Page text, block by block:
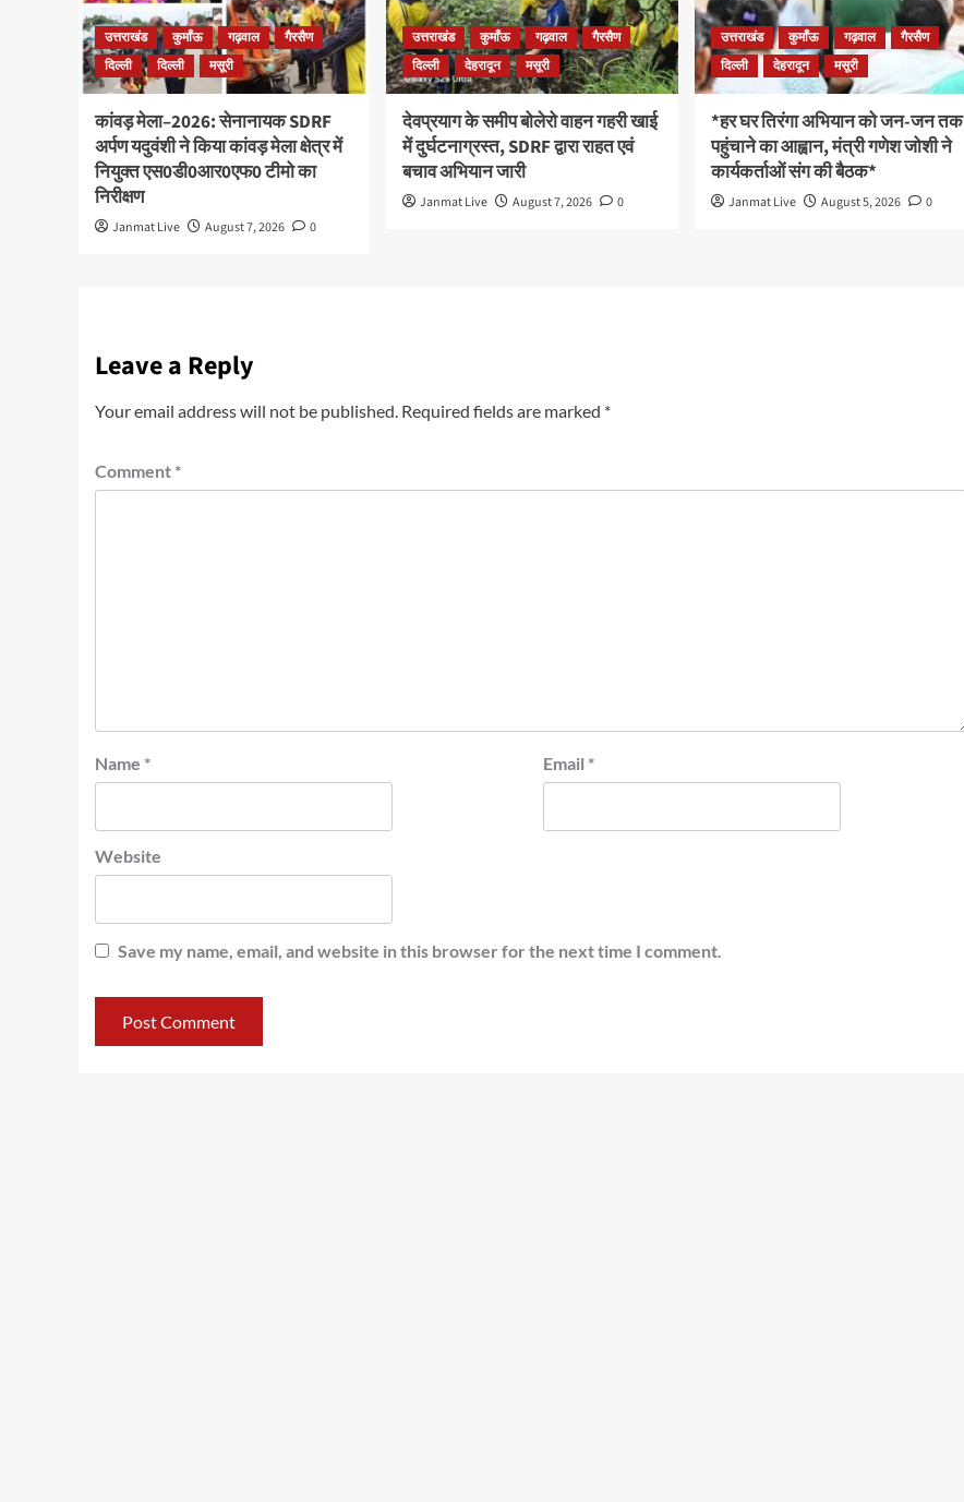
उत्तराखंड कुमाँऊ गढ़वाल
गैरसैण
दिल्ली
दिल्ली मसूरी
कांवड़ मेला–2026: सेनानायक SDRF
अर्पण यदुवंशी ने किया कांवड़ मेला क्षेत्र में
नियुक्त एस0डी0आर0एफ0 टीमो का
निरीक्षण
Janmat Live August 7, 2026 0
उत्तराखंड कुमाँऊ गढ़वाल
गैरसैण
दिल्ली
देहरादून मसूरी
देवप्रयाग के समीप बोलेरो वाहन गहरी खाई
में दुर्घटनाग्रस्त, SDRF द्वारा राहत एवं
बचाव अभियान जारी
Janmat Live August 7, 2026 0
उत्तराखंड कुमाँऊ गढ़वाल
गैरसैण
दिल्ली
देहरादून मसूरी
*हर घर तिरंगा अभियान को जन-जन तक
पहुंचाने का आह्वान, मंत्री गणेश जोशी ने
कार्यकर्ताओं संग की बैठक*
Janmat Live August 5, 2026 0
Leave a Reply
Your email address will not be published. Required fields are marked *
Comment *
Name * Email *
Website
Save my name, email, and website in this browser for the next time I comment.